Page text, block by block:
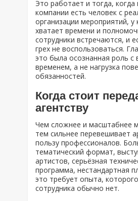
Это работает и тогда, когда
компании есть человек с
организации мероприятий, у
хватает времени и
сотрудники встречаются, и
грех не воспользоваться.
это была осознанная роль с
временем, а не нагрузка
обязанностей.
Когда стоит
агентству
Чем сложнее и масштабнее
тем сильнее перевешивает
пользу профессионалов.
тематический формат,
артистов, серьёзная
программа, нестандартная
это требует опыта,
сотрудника обычно нет.